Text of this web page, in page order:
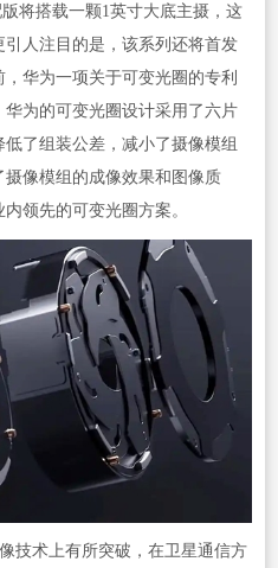
将搭载一颗1英寸大底主摄，这
人注目的是，该系列还将首发
华为一项关于可变光圈的专利
为的可变光圈设计采用了六片
了组装公差，减小了摄像模组
像模组的成像效果和图像质
领先的可变光圈方案。
技术上有所突破，在卫星通信方